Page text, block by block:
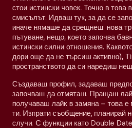
стои истински човек. Точно в това
смисълът. Идваш тук, за да се
иначе нямаше да срещнеш: нова
пътуване, нещо, което започва
истински силни отношения.
дори още да не търсиш активно),
пространството да си наредиш
Създаваш профил, задаваш
започваш да отмяташ. Пращаш
получаваш лайк в замяна – това е
ти. Изпрати съобщение, планирай
случи. С функции като Double